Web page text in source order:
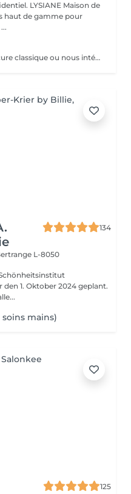
Maison de
haut de gamme pour
La manucure SPA est une manucure classique ou nous intégrons un gommage afin d'exfolier la peau pour la rendre plus douce avant d'appliquer un masque pour un soin profond. Aucun vernis ne sera appliqué à la fin du traitement.
134
L-8050
1. Oktober 2024 geplant.
mains)
125